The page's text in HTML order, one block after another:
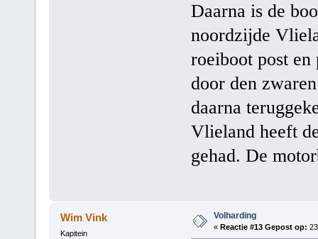
Daarna is de
noordzijde
roeiboot post en
door den
daarna
Vlieland heeft
gehad. De
Wim Vink
Kapitein
Volharding
« Reactie #13 Gepost op: